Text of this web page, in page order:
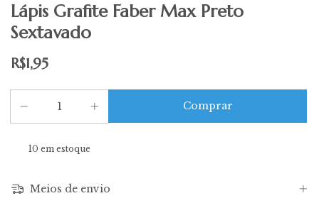
Lápis Grafite Faber Max Preto
Sextavado
R$1,95
10 em estoque
Meios de envio